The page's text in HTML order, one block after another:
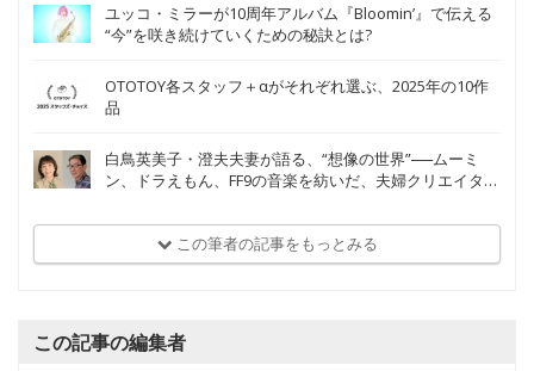
ユッコ・ミラーが10周年アルバム『Bloomin’』で伝える
“今”を咲き続けていくための秘訣とは?
OTOTOY各スタッフ＋αがそれぞれ選ぶ、2025年の10作
品
白鳥英美子・澄夫夫妻が語る、“想像の世界”──ムーミ
ン、ドラえもん、FF9の音楽を紡いだ、夫婦クリエイター
この筆者の記事をもっとみる
この記事の編集者